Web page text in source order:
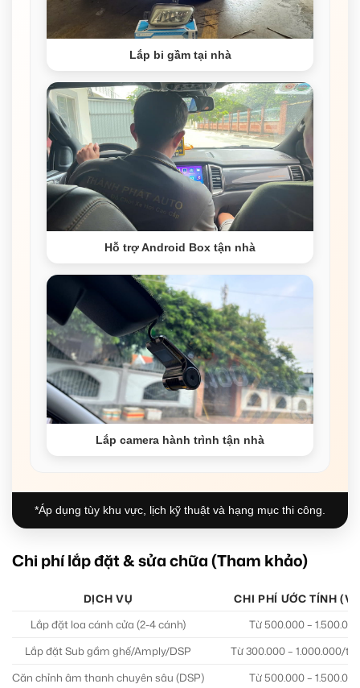
Lắp bi gầm tại nhà
Hỗ trợ Android Box tận nhà
Lắp camera hành trình tận nhà
*Áp dụng tùy khu vực, lịch kỹ thuật và hạng mục thi công.
Chi phí lắp đặt & sửa chữa (Tham khảo)
DỊCH VỤ
CHI PHÍ ƯỚC TÍNH
Lắp đặt loa cánh cửa (2-4 cánh)
Từ 500.000 – 1.500.000
Lắp đặt Sub gầm ghế/Amply/DSP
Từ 300.000 – 1.000.000/
Căn chỉnh âm thanh chuyên sâu (DSP)
Từ 500.000 – 1.500.000